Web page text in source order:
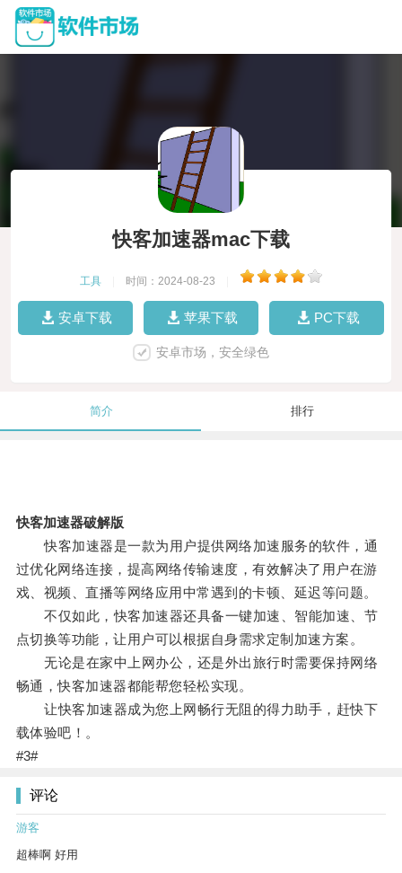
快客加速器mac下载
工具 时间：2024-08-23
安卓下载 苹果下载 PC下载
安卓市场，安全绿色
简介 排行
快客加速器破解版
快客加速器是一款为用户提供网络加速服务的软件，通
过优化网络连接，提高网络传输速度，有效解决了用户在游
戏、视频、直播等网络应用中常遇到的卡顿、延迟等问题。
不仅如此，快客加速器还具备一键加速、智能加速、节
点切换等功能，让用户可以根据自身需求定制加速方案。
无论是在家中上网办公，还是外出旅行时需要保持网络
畅通，快客加速器都能帮您轻松实现。
让快客加速器成为您上网畅行无阻的得力助手，赶快下
载体验吧！。
#3#
评论
游客
超棒啊 好用